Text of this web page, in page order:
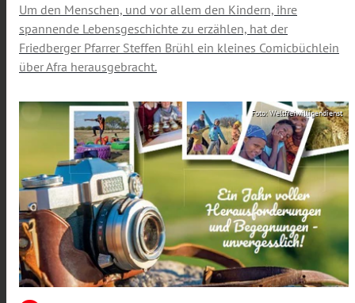
Um den Menschen, und vor allem den Kindern, ihre
spannende Lebensgeschichte zu erzählen, hat der
Friedberger Pfarrer Steffen Brühl ein kleines Comicbüchlein
über Afra herausgebracht.
Foto: Weltfreiwilligendienst